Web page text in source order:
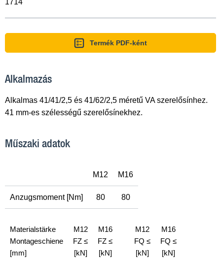
Termék PDF-ként
Alkalmazás
Alkalmas 41/41/2,5 és 41/62/2,5 méretű VA szerelősínhez.
41 mm-es szélességű szerelősínekhez.
Műszaki adatok
M12 M16
Anzugsmoment [Nm] 80 80
Materialstärke
Montageschiene
[mm]
M12
FZ ≤
[kN]
M16
FZ ≤
[kN]
M12
FQ ≤
[kN]
M16
FQ ≤
[kN]